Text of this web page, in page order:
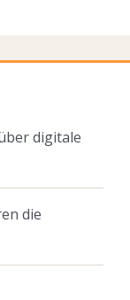
digitale
die